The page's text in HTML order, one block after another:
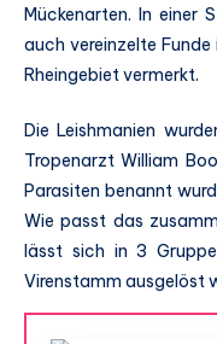
Mückenarten. In einer
auch vereinzelte
Rheingebiet vermerkt.
Die Leishmanien
Tropenarzt William
Parasiten benannt
Wie passt das
lässt sich in 3
Virenstamm ausgelöst